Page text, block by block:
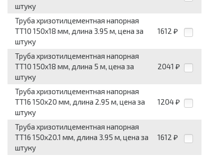
штуку
Труба хризотилцементная напорная
ТТ10 150x18 мм, длина 3.95 м, цена за
штуку
1612 ₽
Труба хризотилцементная напорная
ТТ10 150x18 мм, длина 5 м, цена за
штуку
2041 ₽
Труба хризотилцементная напорная
ТТ16 150x20 мм, длина 2.95 м, цена за
штуку
1204 ₽
Труба хризотилцементная напорная
ТТ16 150x20.1 мм, длина 3.95 м, цена за
штуку
1612 ₽